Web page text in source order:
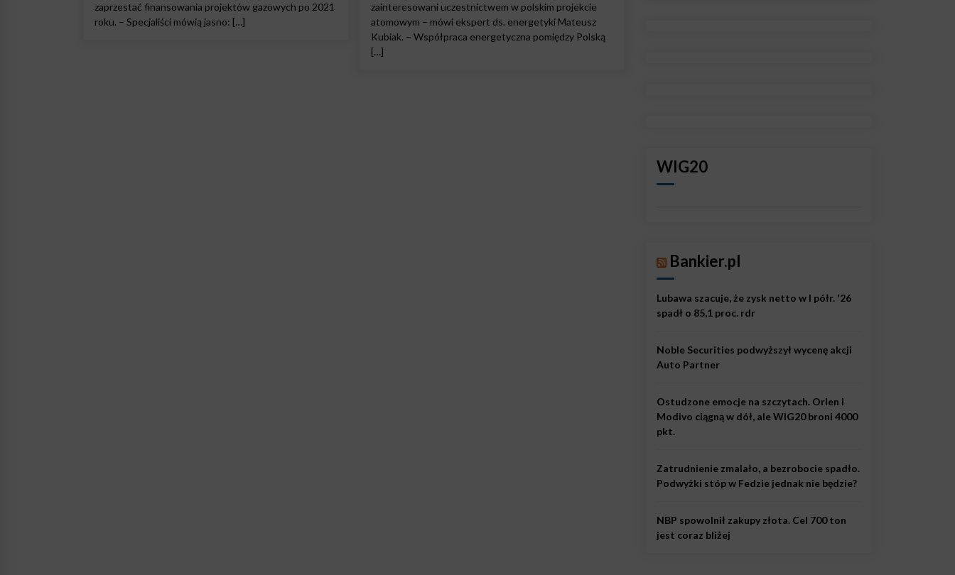
zaprzestać finansowania projektów gazowych po 2021
roku. – Specjaliści mówią jasno: […]
zainteresowani uczestnictwem w polskim projekcie
atomowym – mówi ekspert ds. energetyki Mateusz
Kubiak. – Współpraca energetyczna pomiędzy Polską
[…]
WIG20
Bankier.pl
Lubawa szacuje, że zysk netto w I półr. '26
spadł o 85,1 proc. rdr
Noble Securities podwyższył wycenę akcji
Auto Partner
Ostudzone emocje na szczytach. Orlen i
Modivo ciągną w dół, ale WIG20 broni 4000
pkt.
Zatrudnienie zmalało, a bezrobocie spadło.
Podwyżki stóp w Fedzie jednak nie będzie?
NBP spowolnił zakupy złota. Cel 700 ton
jest coraz bliżej